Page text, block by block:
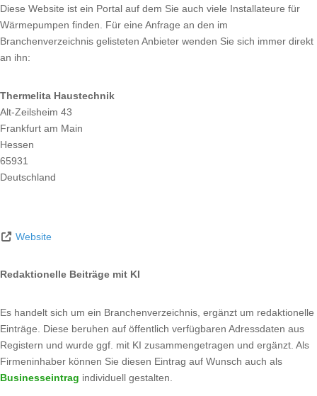
Diese Website ist ein Portal auf dem Sie auch viele Installateure für
Wärmepumpen finden. Für eine Anfrage an den im
Branchenverzeichnis gelisteten Anbieter wenden Sie sich immer direkt
an ihn:
Thermelita Haustechnik
Alt-Zeilsheim 43
Frankfurt am Main
Hessen
65931
Deutschland
Website
Redaktionelle Beiträge mit KI
Es handelt sich um ein Branchenverzeichnis, ergänzt um redaktionelle
Einträge. Diese beruhen auf öffentlich verfügbaren Adressdaten aus
Registern und wurde ggf. mit KI zusammengetragen und ergänzt. Als
Firmeninhaber können Sie diesen Eintrag auf Wunsch auch als
Businesseintrag individuell gestalten.